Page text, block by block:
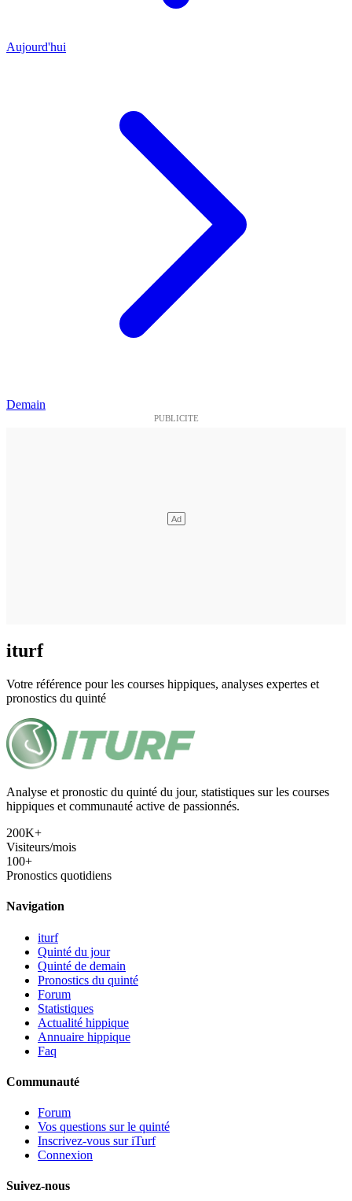
Aujourd'hui
Demain
iturf
Votre référence pour les courses hippiques, analyses expertes et
pronostics du quinté
Analyse et pronostic du quinté du jour, statistiques sur les courses
hippiques et communauté active de passionnés.
200K+
Visiteurs/mois
100+
Pronostics quotidiens
Navigation
iturf
Quinté du jour
Quinté de demain
Pronostics du quinté
Forum
Statistiques
Actualité hippique
Annuaire hippique
Faq
Communauté
Forum
Vos questions sur le quinté
Inscrivez-vous sur iTurf
Connexion
Suivez-nous